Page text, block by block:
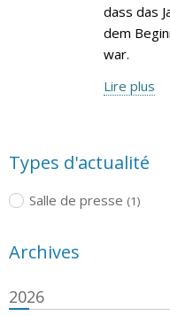
dass das
dem
war.
Lire plus
Types d'actualité
Salle de presse (1)
Archives
2026